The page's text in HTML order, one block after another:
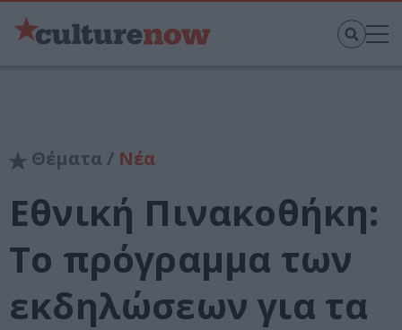
Θέματα / Νέα
Εθνική Πινακοθήκη:
Το πρόγραμμα των
εκδηλώσεων για τα